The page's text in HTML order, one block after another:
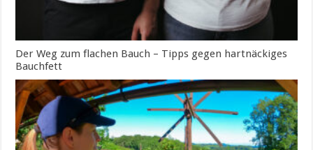
Der Weg zum flachen Bauch – Tipps gegen hartnäckiges
Bauchfett